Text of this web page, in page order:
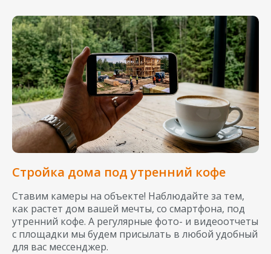
Стройка дома под утренний кофе
Ставим камеры на объекте! Наблюдайте за тем,
как растет дом вашей мечты, со смартфона, под
утренний кофе. А регулярные фото- и видеоотчеты
с площадки мы будем присылать в любой удобный
для вас мессенджер.